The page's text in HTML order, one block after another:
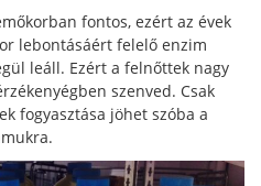
fontos, ezért az évek
lebontásáért felelő enzim
leáll. Ezért a felnőttek nagy
szenved. Csak
fogyasztása jöhet szóba a